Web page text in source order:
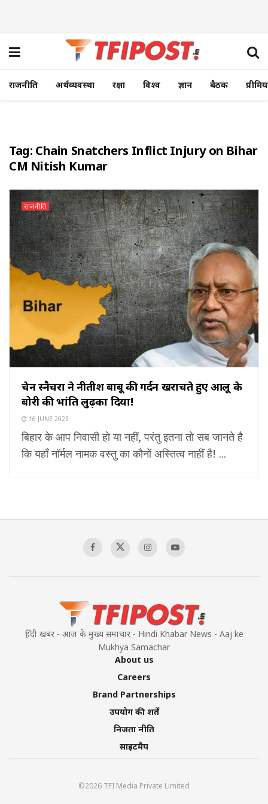
राजनीति अर्थव्यवस्था रक्षा विश्व ज्ञान बैठक
Tag: Chain Snatchers Inflict Injury on Bihar
CM Nitish Kumar
राजनीति
चेन स्नैचरों ने नीतीश बाबू की गर्दन खरोंचते हुए आलू के
बोरी की भांति लुढ़का दिया!
16 JUNE 2023
बिहार के आप निवासी हो या नहीं, परंतु इतना तो सब जानते है
कि यहाँ नॉर्मल नामक वस्तु का कौनों अस्तित्व नाहीं है! ...
हिंदी खबर - आज के मुख्य समाचार - Hindi Khabar News - Aaj ke
Mukhya Samachar
About us
Careers
Brand Partnerships
उपयोग की शर्तें
निजता नीति
साइटमैप
©2026 TFI Media Private Limited